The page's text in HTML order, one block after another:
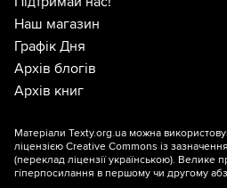
Наш магазин
Графік Дня
Архів блогів
Архів книг
Матеріали Texty.org.ua можна
ліцензією Creative Commons із
(переклад ліцензії українською). Велике
гіперпосилання в першому чи другому